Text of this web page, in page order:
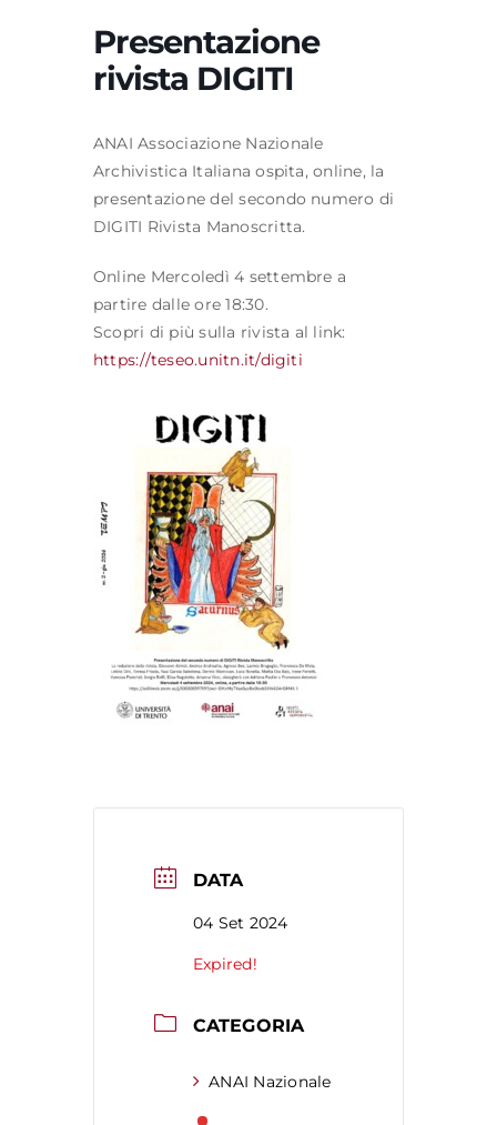
Formazione
Attività editoriale
Presentazione
rivista DIGITI
ANAI Associazione Nazionale
Archivistica Italiana ospita, online, la
presentazione del secondo numero di
DIGITI Rivista Manoscritta.
Online Mercoledì 4 settembre a
partire dalle ore 18:30.
Scopri di più sulla rivista al link:
https://teseo.unitn.it/digiti
DATA
04 Set 2024
Expired!
CATEGORIA
ANAI Nazionale